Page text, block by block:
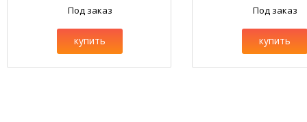
Под заказ
купить
Под заказ
купить